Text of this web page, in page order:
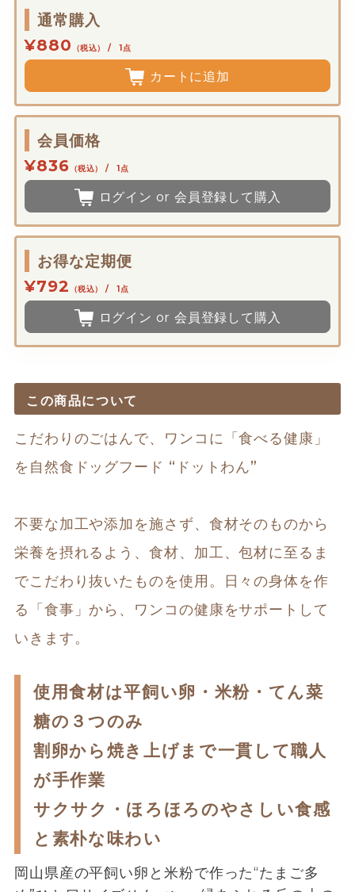
通常購入
¥880 （税込） / 1点
カートに追加
会員価格
¥836 （税込） / 1点
ログイン or 会員登録して購入
お得な定期便
¥792 （税込） / 1点
ログイン or 会員登録して購入
この商品について
こだわりのごはんで、ワンコに「食べる健康」
を自然食ドッグフード “ドットわん”
不要な加工や添加を施さず、食材そのものから
栄養を摂れるよう、食材、加工、包材に至るま
でこだわり抜いたものを使用。日々の身体を作
る「食事」から、ワンコの健康をサポートして
いきます。
使用食材は平飼い卵・米粉・てん菜
糖の３つのみ
割卵から焼き上げまで一貫して職人
が手作業
サクサク・ほろほろのやさしい食感
と素朴な味わい
岡山県産の平飼い卵と米粉で作った“たまご多